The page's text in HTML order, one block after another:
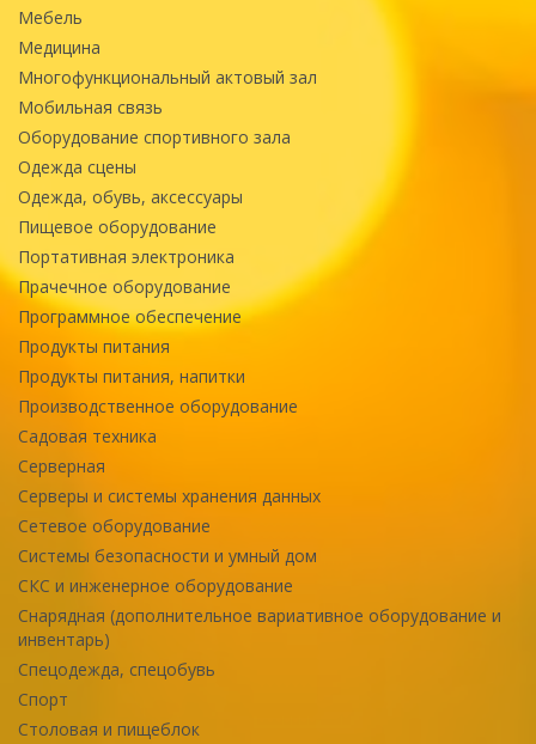
Мебель
Медицина
Многофункциональный актовый зал
Мобильная связь
Оборудование спортивного зала
Одежда сцены
Одежда, обувь, аксессуары
Пищевое оборудование
Портативная электроника
Прачечное оборудование
Программное обеспечение
Продукты питания
Продукты питания, напитки
Производственное оборудование
Садовая техника
Серверная
Серверы и системы хранения данных
Сетевое оборудование
Системы безопасности и умный дом
СКС и инженерное оборудование
Снарядная (дополнительное вариативное оборудование и
инвентарь)
Спецодежда, спецобувь
Спорт
Столовая и пищеблок